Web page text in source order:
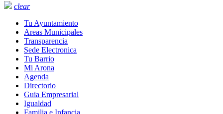
clear
Tu Ayuntamiento
Areas Municipales
Transparencia
Sede Electronica
Tu Barrio
Mi Arona
Agenda
Directorio
Guia Empresarial
Igualdad